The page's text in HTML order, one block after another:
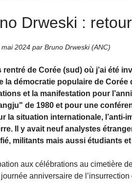
Drweski :
2024 par Bruno Drweski (ANC)
rentré de Corée (sud) où j’ai été
la démocratie populaire de Corée
et la manifestation pour
de 1980 et pour une
la situation internationale, l’anti-
Il y avait neuf analystes
militants mais aussi étudiants
aux célébrations au cimetière
anniversaire de